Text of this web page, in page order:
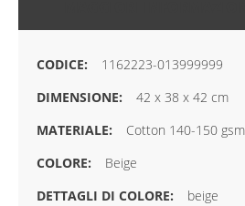
1162223-013999999
42 x 38 x 42 cm
Cotton 140-150 gsm
Beige
beige